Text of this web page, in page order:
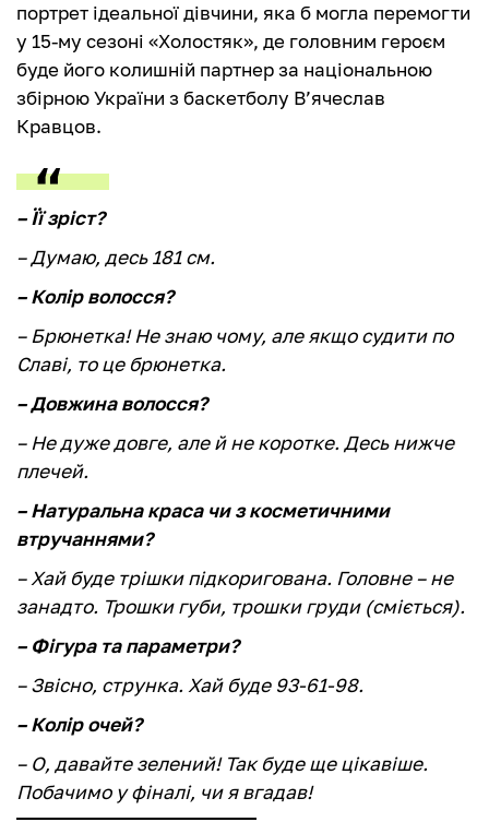
портрет ідеальної дівчини, яка б могла перемогти
у 15-му сезоні «Холостяк», де головним героєм
буде його колишній партнер за національною
збірною України з баскетболу В’ячеслав
Кравцов.
– Її зріст?
– Думаю, десь 181 см.
– Колір волосся?
– Брюнетка! Не знаю чому, але якщо судити по
Славі, то це брюнетка.
– Довжина волосся?
– Не дуже довге, але й не коротке. Десь нижче
плечей.
– Натуральна краса чи з косметичними
втручаннями?
– Хай буде трішки підкоригована. Головне – не
занадто. Трошки губи, трошки груди (сміється).
– Фігура та параметри?
– Звісно, струнка. Хай буде 93-61-98.
– Колір очей?
– О, давайте зелений! Так буде ще цікавіше.
Побачимо у фіналі, чи я вгадав!